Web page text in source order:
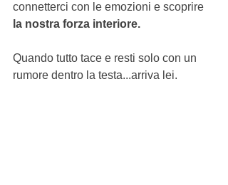
connetterci con le emozioni e scoprire
la nostra forza interiore.
Quando tutto tace e resti solo con un
rumore dentro la testa...arriva lei.